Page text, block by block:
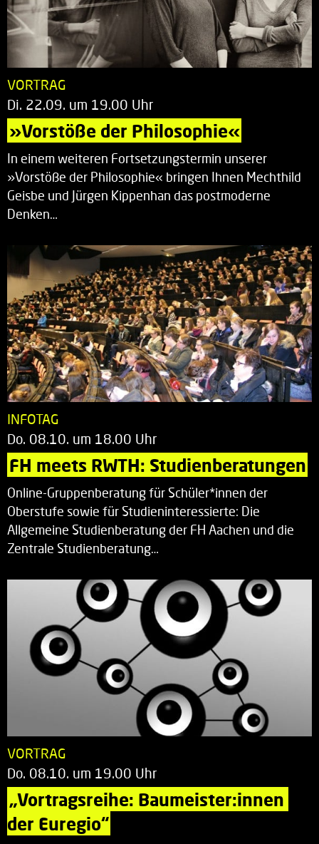
VORTRAG
Di. 22.09. um 19.00 Uhr
»Vorstöße der Philosophie«
In einem weiteren Fortsetzungstermin unserer
»Vorstöße der Philosophie« bringen Ihnen Mechthild
Geisbe und Jürgen Kippenhan das postmoderne
Denken…
INFOTAG
Do. 08.10. um 18.00 Uhr
FH meets RWTH: Studienberatungen
Online-Gruppenberatung für Schüler*innen der
Oberstufe sowie für Studieninteressierte: Die
Allgemeine Studienberatung der FH Aachen und die
Zentrale Studienberatung…
VORTRAG
Do. 08.10. um 19.00 Uhr
„Vortragsreihe: Baumeister:innen
der Euregio“